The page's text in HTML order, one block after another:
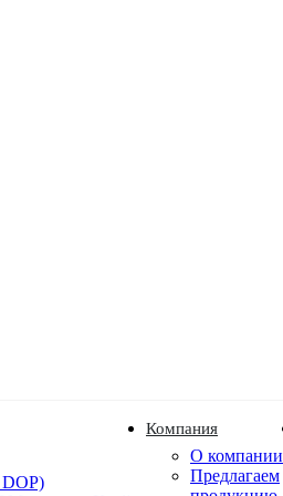
Компания
О компании
Предлагаем